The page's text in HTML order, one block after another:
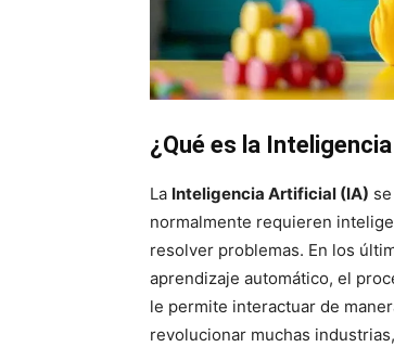
¿Qué es la
La Inteligencia Artificial (IA)
normalmente requieren
resolver problemas. En los
aprendizaje automático, el
le permite interactuar de
revolucionar muchas